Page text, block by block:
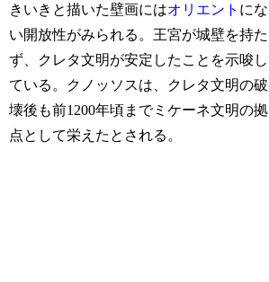
きいきと描いた壁画にはオリエント にな
い開放性がみられる。王宮が城壁を持た
ず、クレタ文明が安定したことを示唆し
ている。クノッソスは、クレタ文明の破
壊後も前1200年頃までミケーネ文明の拠
点として栄えたとされる。